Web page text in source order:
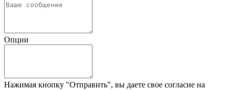
Опции
Нажимая кнопку "Отправить", вы даете свое согласие на